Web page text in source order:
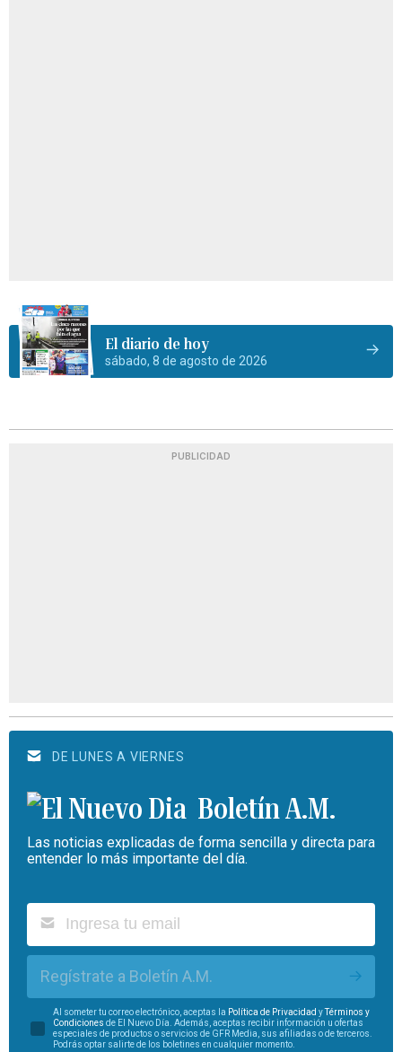
El diario de hoy
sábado, 8 de agosto de 2026
PUBLICIDAD
DE LUNES A VIERNES
Boletín A.M.
Las noticias explicadas de forma sencilla y directa para
entender lo más importante del día.
Regístrate a Boletín A.M.
Al someter tu correo electrónico, aceptas la Política de Privacidad yTérminos y
Condiciones de El Nuevo Día. Además, aceptas recibir información u ofertas
especiales de productos o servicios de GFR Media, sus afiliadas o de terceros.
Podrás optar salirte de los boletines en cualquier momento.